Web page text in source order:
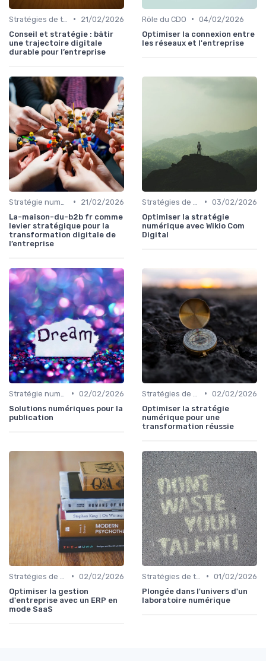
•
21/02/2026
Conseil et stratégie : bâtir
une trajectoire digitale
durable pour l’entreprise
Rôle du CDO • 04/02/2026
Optimiser la connexion entre
les réseaux et l'entreprise
•
21/02/2026
La-maison-du-b2b fr comme
levier stratégique pour la
transformation digitale de
l’entreprise
• 03/02/2026
Optimiser la stratégie
numérique avec Wikio Com
Digital
• 02/02/2026
Solutions numériques pour la
publication
• 02/02/2026
Optimiser la stratégie
numérique pour une
transformation réussie
• 02/02/2026
Optimiser la gestion
d'entreprise avec un ERP en
mode SaaS
• 01/02/2026
Plongée dans l'univers d'un
laboratoire numérique